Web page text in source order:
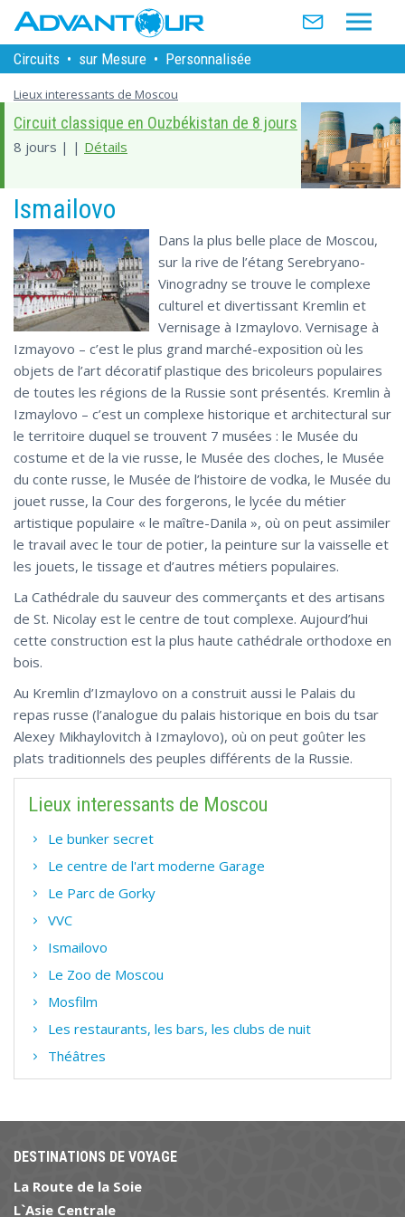
Circuits • sur Mesure • Personnalisée
Lieux interessants de Moscou
Circuit classique en Ouzbékistan de 8 jours
8 jours | | Détails
Ismailovo
Dans la plus belle place de Moscou,
sur la rive de l’étang Serebryano-
Vinogradny se trouve le complexe
culturel et divertissant Kremlin et
Vernisage à Izmaylovo. Vernisage à
Izmayovo – c’est le plus grand marché-exposition où les
objets de l’art décoratif plastique des bricoleurs populaires
de toutes les régions de la Russie sont présentés. Kremlin à
Izmaylovo – c’est un complexe historique et architectural sur
le territoire duquel se trouvent 7 musées : le Musée du
costume et de la vie russe, le Musée des cloches, le Musée
du conte russe, le Musée de l’histoire de vodka, le Musée du
jouet russe, la Cour des forgerons, le lycée du métier
artistique populaire « le maître-Danila », où on peut assimiler
le travail avec le tour de potier, la peinture sur la vaisselle et
les jouets, le tissage et d’autres métiers populaires.
La Cathédrale du sauveur des commerçants et des artisans
de St. Nicolay est le centre de tout complexe. Aujourd’hui
cette construction est la plus haute cathédrale orthodoxe en
bois.
Au Kremlin d’Izmaylovo on a construit aussi le Palais du
repas russe (l’analogue du palais historique en bois du tsar
Alexey Mikhaylovitch à Izmaylovo), où on peut goûter les
plats traditionnels des peuples différents de la Russie.
Lieux interessants de Moscou
Le bunker secret
Le centre de l'art moderne Garage
Le Parc de Gorky
VVC
Ismailovo
Le Zoo de Moscou
Mosfilm
Les restaurants, les bars, les clubs de nuit
Théâtres
DESTINATIONS DE VOYAGE
La Route de la Soie
L`Asie Centrale